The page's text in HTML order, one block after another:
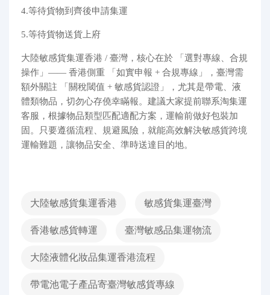
4.等待貨物到齊後申請集運
5.等待貨物送貨上府
大陸敏感貨集運香港 / 臺灣，核心在於 「選對專線、合規
操作」—— 香港側重 「如實申報 + 合規專線」，臺灣需
額外關註 「關稅閾值 + 敏感貨認證」，尤其是帶電、液
體類物品，切勿心存僥幸瞞報。建議大家提前聯系淘集運
客服，根據物品類型匹配適配方案，運輸前做好包裝加
固。只要遵循流程、規避風險，就能高效解決敏感貨跨境
運輸難題，讓物品安全、準時送達目的地。
大陸敏感貨集運香港 敏感貨集運臺灣
香港敏感貨轉運 臺灣敏感品集運物流
大陸液體化妝品集運香港流程
帶電池電子產品寄臺灣敏感貨專線